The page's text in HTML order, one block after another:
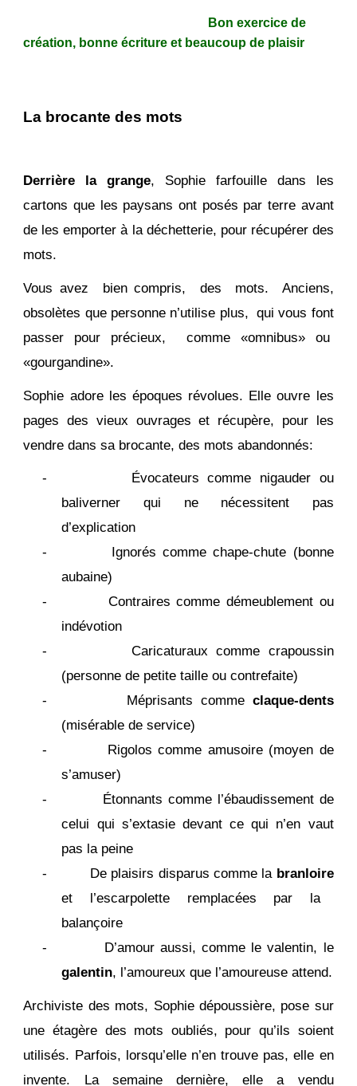
Bon exercice de
création, bonne écriture et beaucoup de plaisir
La brocante des mots
Derrière la grange, Sophie farfouille dans les
cartons que les paysans ont posés par terre avant
de les emporter à la déchetterie, pour récupérer des
mots.
Vous avez bien compris, des mots. Anciens,
obsolètes que personne n’utilise plus, qui vous font
passer pour précieux, comme «omnibus» ou
«gourgandine».
Sophie adore les époques révolues. Elle ouvre les
pages des vieux ouvrages et récupère, pour les
vendre dans sa brocante, des mots abandonnés:
- Évocateurs comme nigauder ou
baliverner qui ne nécessitent pas
d’explication
- Ignorés comme chape-chute (bonne
aubaine)
- Contraires comme démeublement ou
indévotion
- Caricaturaux comme crapoussin
(personne de petite taille ou contrefaite)
- Méprisants comme claque-dents
(misérable de service)
- Rigolos comme amusoire (moyen de
s’amuser)
- Étonnants comme l’ébaudissement de
celui qui s’extasie devant ce qui n’en vaut
pas la peine
- De plaisirs disparus comme la branloire
et l’escarpolette remplacées par la
balançoire
- D’amour aussi, comme le valentin, le
galentin, l’amoureux que l’amoureuse attend.
Archiviste des mots, Sophie dépoussière, pose sur
une étagère des mots oubliés, pour qu’ils soient
utilisés. Parfois, lorsqu’elle n’en trouve pas, elle en
invente. La semaine dernière, elle a vendu